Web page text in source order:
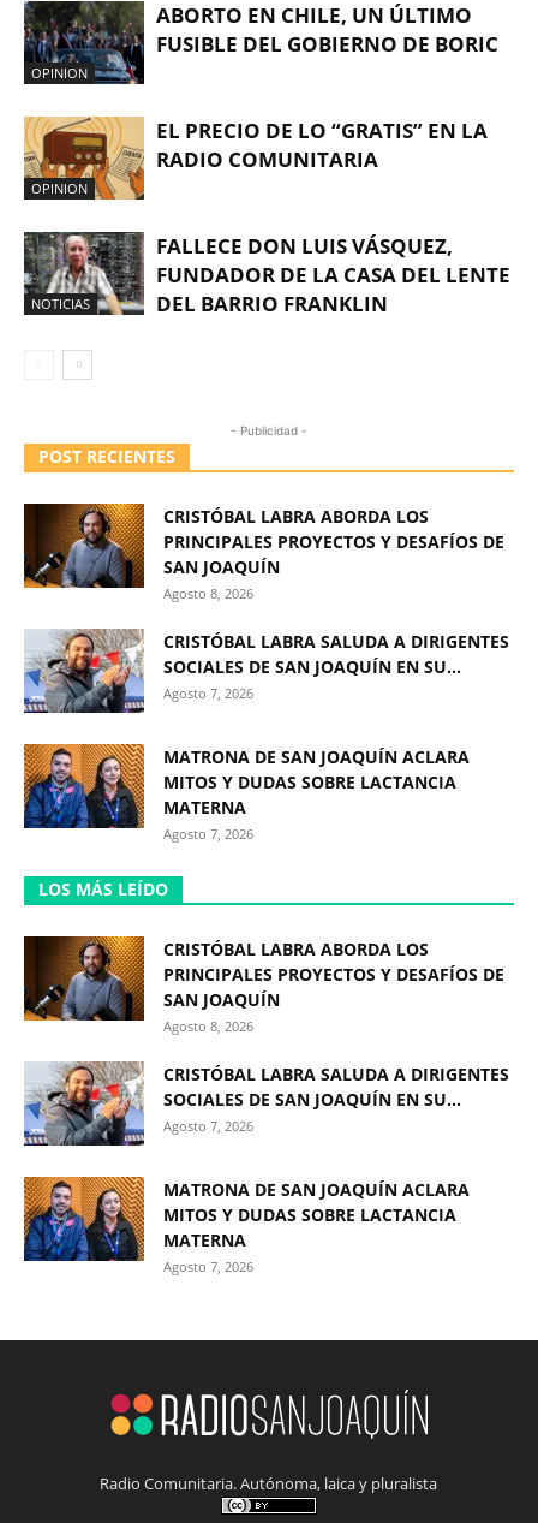
OPINION
ABORTO EN CHILE, UN ÚLTIMO
FUSIBLE DEL GOBIERNO DE BORIC
OPINION
EL PRECIO DE LO “GRATIS” EN LA
RADIO COMUNITARIA
NOTICIAS
FALLECE DON LUIS VÁSQUEZ,
FUNDADOR DE LA CASA DEL LENTE
DEL BARRIO FRANKLIN
- Publicidad -
POST RECIENTES
CRISTÓBAL LABRA ABORDA LOS
PRINCIPALES PROYECTOS Y DESAFÍOS DE
SAN JOAQUÍN
Agosto 8, 2026
CRISTÓBAL LABRA SALUDA A DIRIGENTES
SOCIALES DE SAN JOAQUÍN EN SU...
Agosto 7, 2026
MATRONA DE SAN JOAQUÍN ACLARA
MITOS Y DUDAS SOBRE LACTANCIA
MATERNA
Agosto 7, 2026
LOS MÁS LEÍDO
CRISTÓBAL LABRA ABORDA LOS
PRINCIPALES PROYECTOS Y DESAFÍOS DE
SAN JOAQUÍN
Agosto 8, 2026
CRISTÓBAL LABRA SALUDA A DIRIGENTES
SOCIALES DE SAN JOAQUÍN EN SU...
Agosto 7, 2026
MATRONA DE SAN JOAQUÍN ACLARA
MITOS Y DUDAS SOBRE LACTANCIA
MATERNA
Agosto 7, 2026
Radio Comunitaria. Autónoma, laica y pluralista